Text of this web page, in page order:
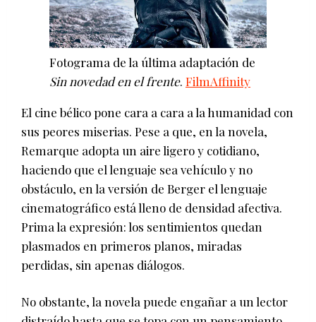
Fotograma de la última adaptación de
Sin novedad en el frente. FilmAffinity
El cine bélico pone cara a cara a la humanidad con
sus peores miserias. Pese a que, en la novela,
Remarque adopta un aire ligero y cotidiano,
haciendo que el lenguaje sea vehículo y no
obstáculo, en la versión de Berger el lenguaje
cinematográfico está lleno de densidad afectiva.
Prima la expresión: los sentimientos quedan
plasmados en primeros planos, miradas
perdidas, sin apenas diálogos.
No obstante, la novela puede engañar a un lector